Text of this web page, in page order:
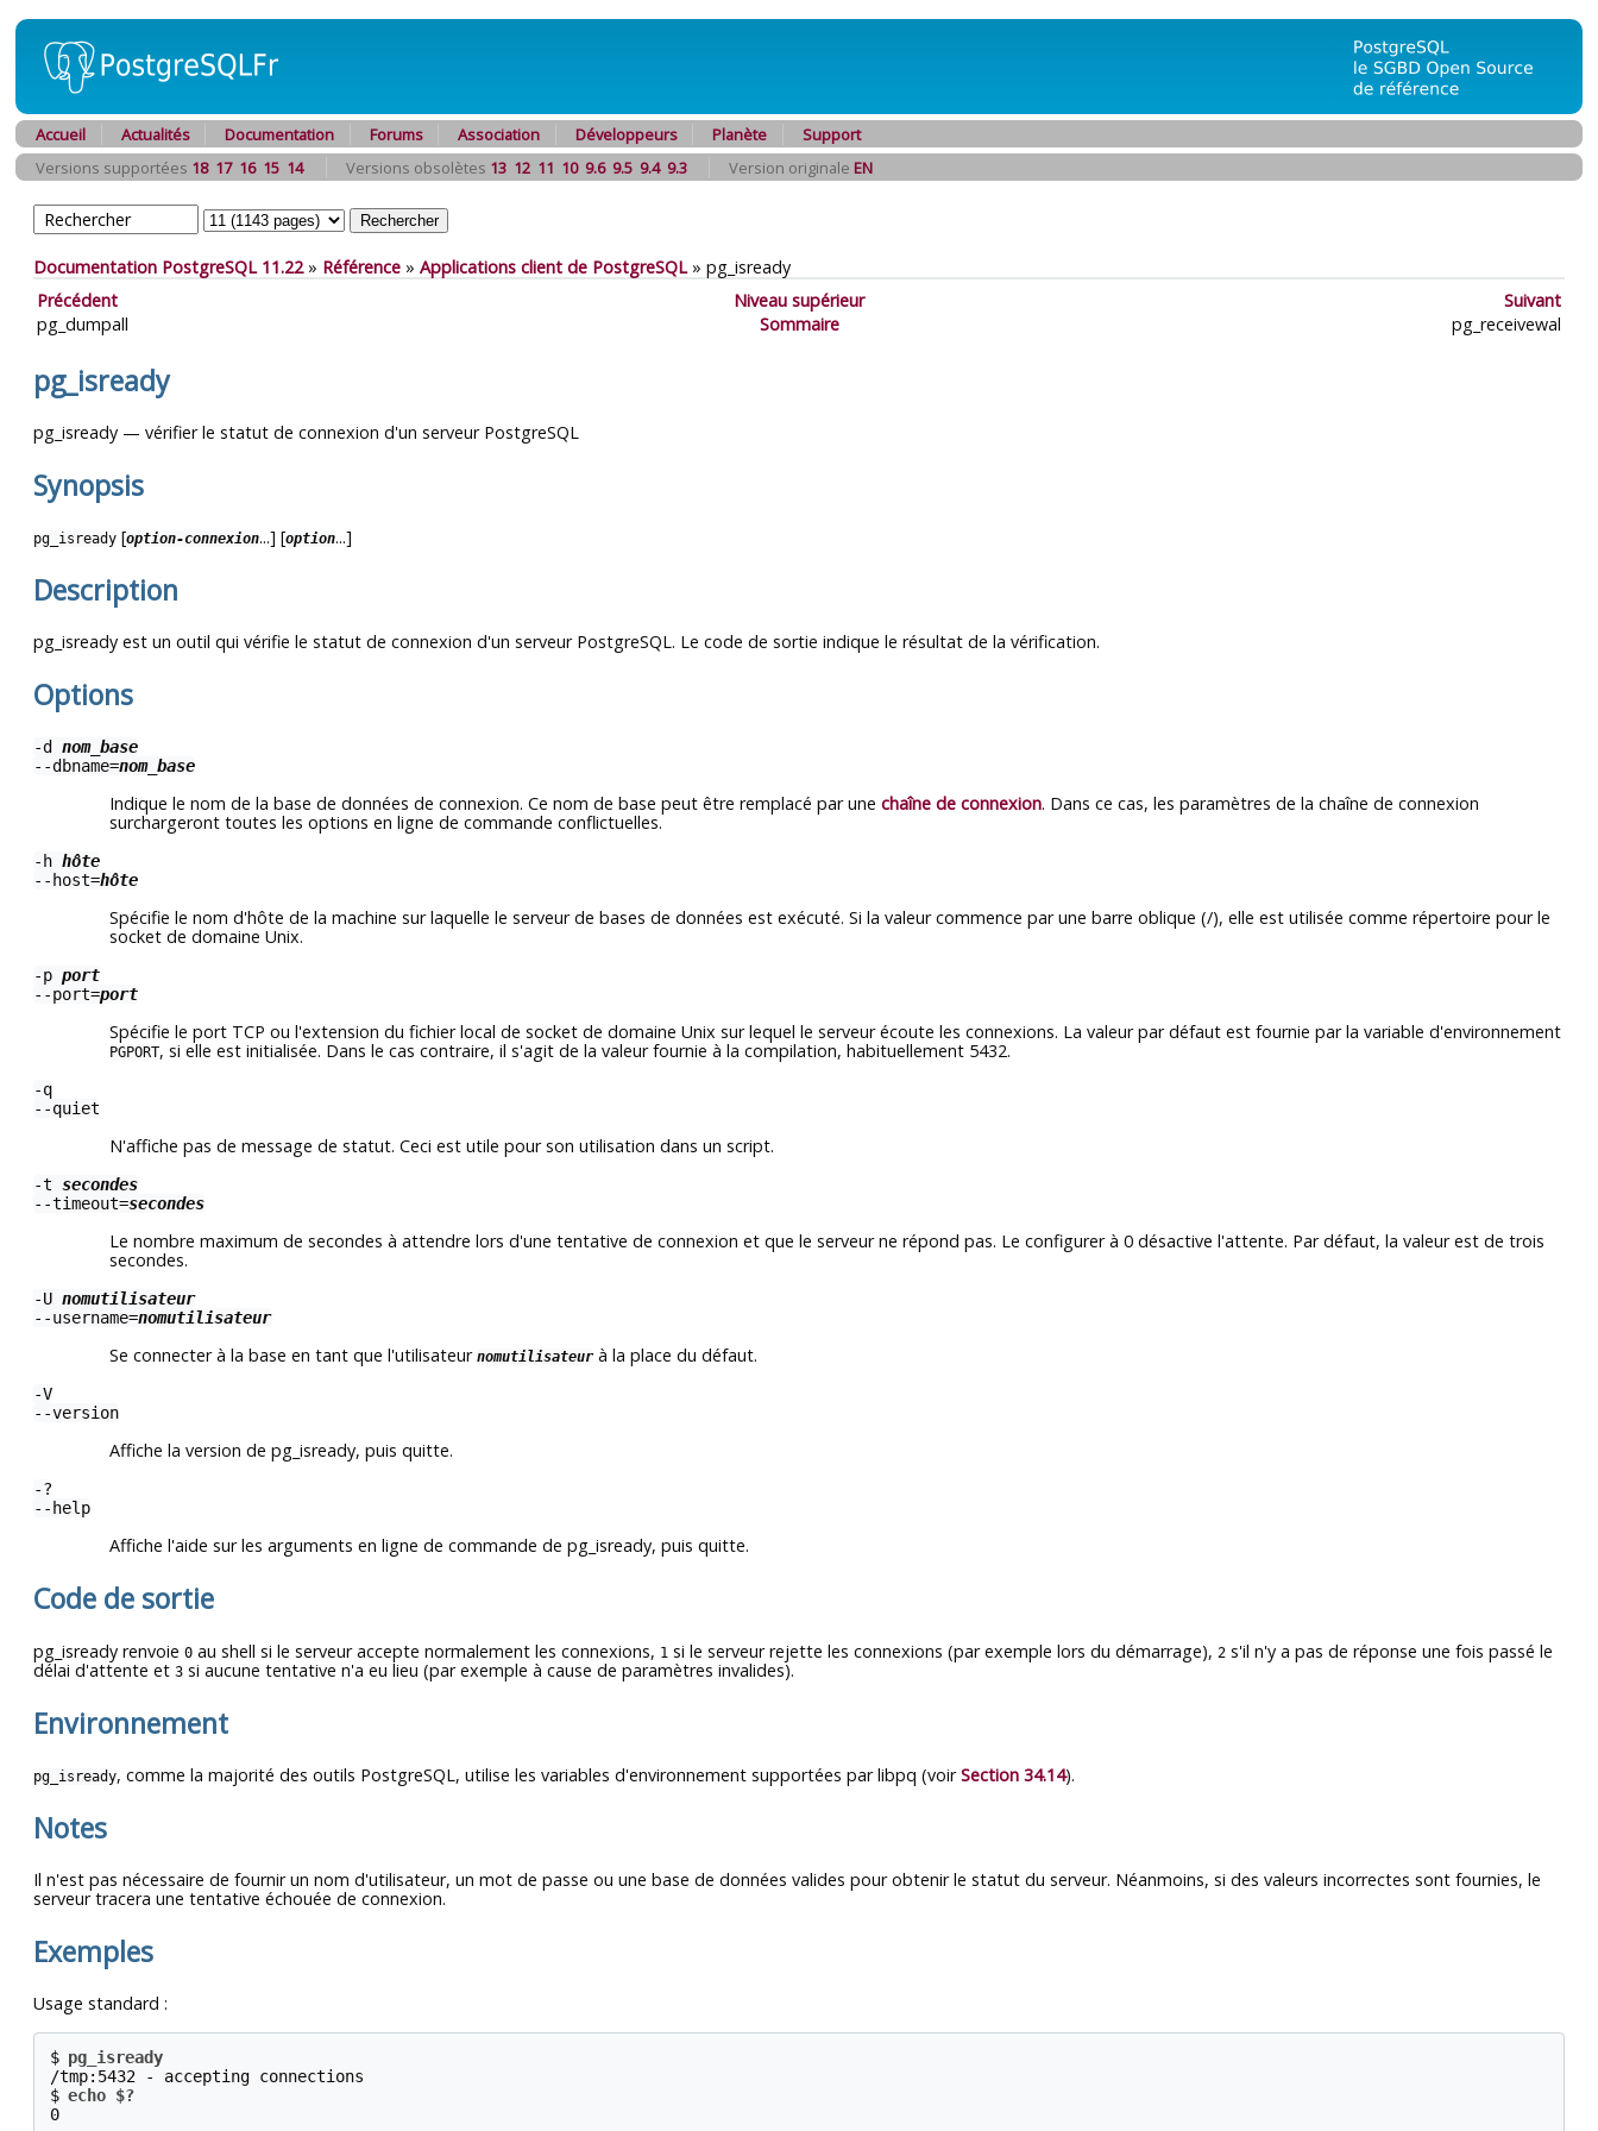
Accueil Actualités Documentation Forums Association Développeurs Planète
Support
Versions supportées 18 17 16 15 14 Versions obsolètes 13 12 11 10 9.6 9.5 9.4 9.3 Version originale EN
Documentation PostgreSQL 11.22» Référence » Applications client de PostgreSQL» pg_isready
Précédent
Niveau supérieur
Suivant
pg_dumpall
Sommaire pg_receivewal
pg_isready
pg_isready — vérifier le statut de connexion d'un serveur PostgreSQL
Synopsis
pg_isready [option-connexion...] [option...]
Description
pg_isready est un outil qui vérifie le statut de connexion d'un serveur PostgreSQL. Le code de sortie indique le résultat de la vérification.
Options
-d nom_base
--dbname=nom_base
Indique le nom de la base de données de connexion. Ce nom de base peut être remplacé par une chaîne de connexion. Dans ce cas, les paramètres de la chaîne de connexion
surchargeront toutes les options en ligne de commande conflictuelles.
-h hôte
--host=hôte
Spécifie le nom d'hôte de la machine sur laquelle le serveur de bases de données est exécuté. Si la valeur commence par une barre oblique (/), elle est utilisée comme répertoire pour le
socket de domaine Unix.
-p port
--port=port
Spécifie le port TCP ou l'extension du fichier local de socket de domaine Unix sur lequel le serveur écoute les connexions. La valeur par défaut est fournie par la variable d'environnement
PGPORT, si elle est initialisée. Dans le cas contraire, il s'agit de la valeur fournie à la compilation, habituellement 5432.
-q
--quiet
N'affiche pas de message de statut. Ceci est utile pour son utilisation dans un script.
-t secondes
--timeout=secondes
Le nombre maximum de secondes à attendre lors d'une tentative de connexion et que le serveur ne répond pas. Le configurer à 0 désactive l'attente. Par défaut, la valeur est de trois
secondes.
-U nomutilisateur
--username=nomutilisateur
Se connecter à la base en tant que l'utilisateur nomutilisateurà la place du défaut.
-V
--version
Affiche la version de pg_isready, puis quitte.
-?
--help
Affiche l'aide sur les arguments en ligne de commande de pg_isready, puis quitte.
Code de sortie
pg_isready renvoie 0 au shell si le serveur accepte normalement les connexions, 1 si le serveur rejette les connexions (par exemple lors du démarrage), 2 s'il n'y a pas de réponse une fois passé le
délai d'attente et 3 si aucune tentative n'a eu lieu (par exemple à cause de paramètres invalides).
Environnement
pg_isready, comme la majorité des outils PostgreSQL, utilise les variables d'environnement supportées parlibpq (voirSection 34.14).
Notes
Il n'est pas nécessaire de fournir un nom d'utilisateur, un mot de passe ou une base de données valides pour obtenir le statut du serveur. Néanmoins, si des valeurs incorrectes sont fournies, le
serveur tracera une tentative échouée de connexion.
Exemples
Usage standard :
$ pg_isready
/tmp:5432 - accepting connections
$ echo $?
0